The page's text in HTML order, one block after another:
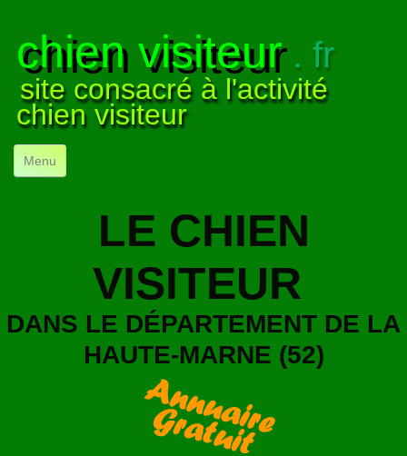
chien visiteur. fr
site consacré à l'activité
chien visiteur
Menu
NOTRE ACTIVITÉ
COMPRENDRE LE CHIEN ▼
LE CHIEN
VISITEUR
DANS LE DÉPARTEMENT DE LA
HAUTE-MARNE (52)